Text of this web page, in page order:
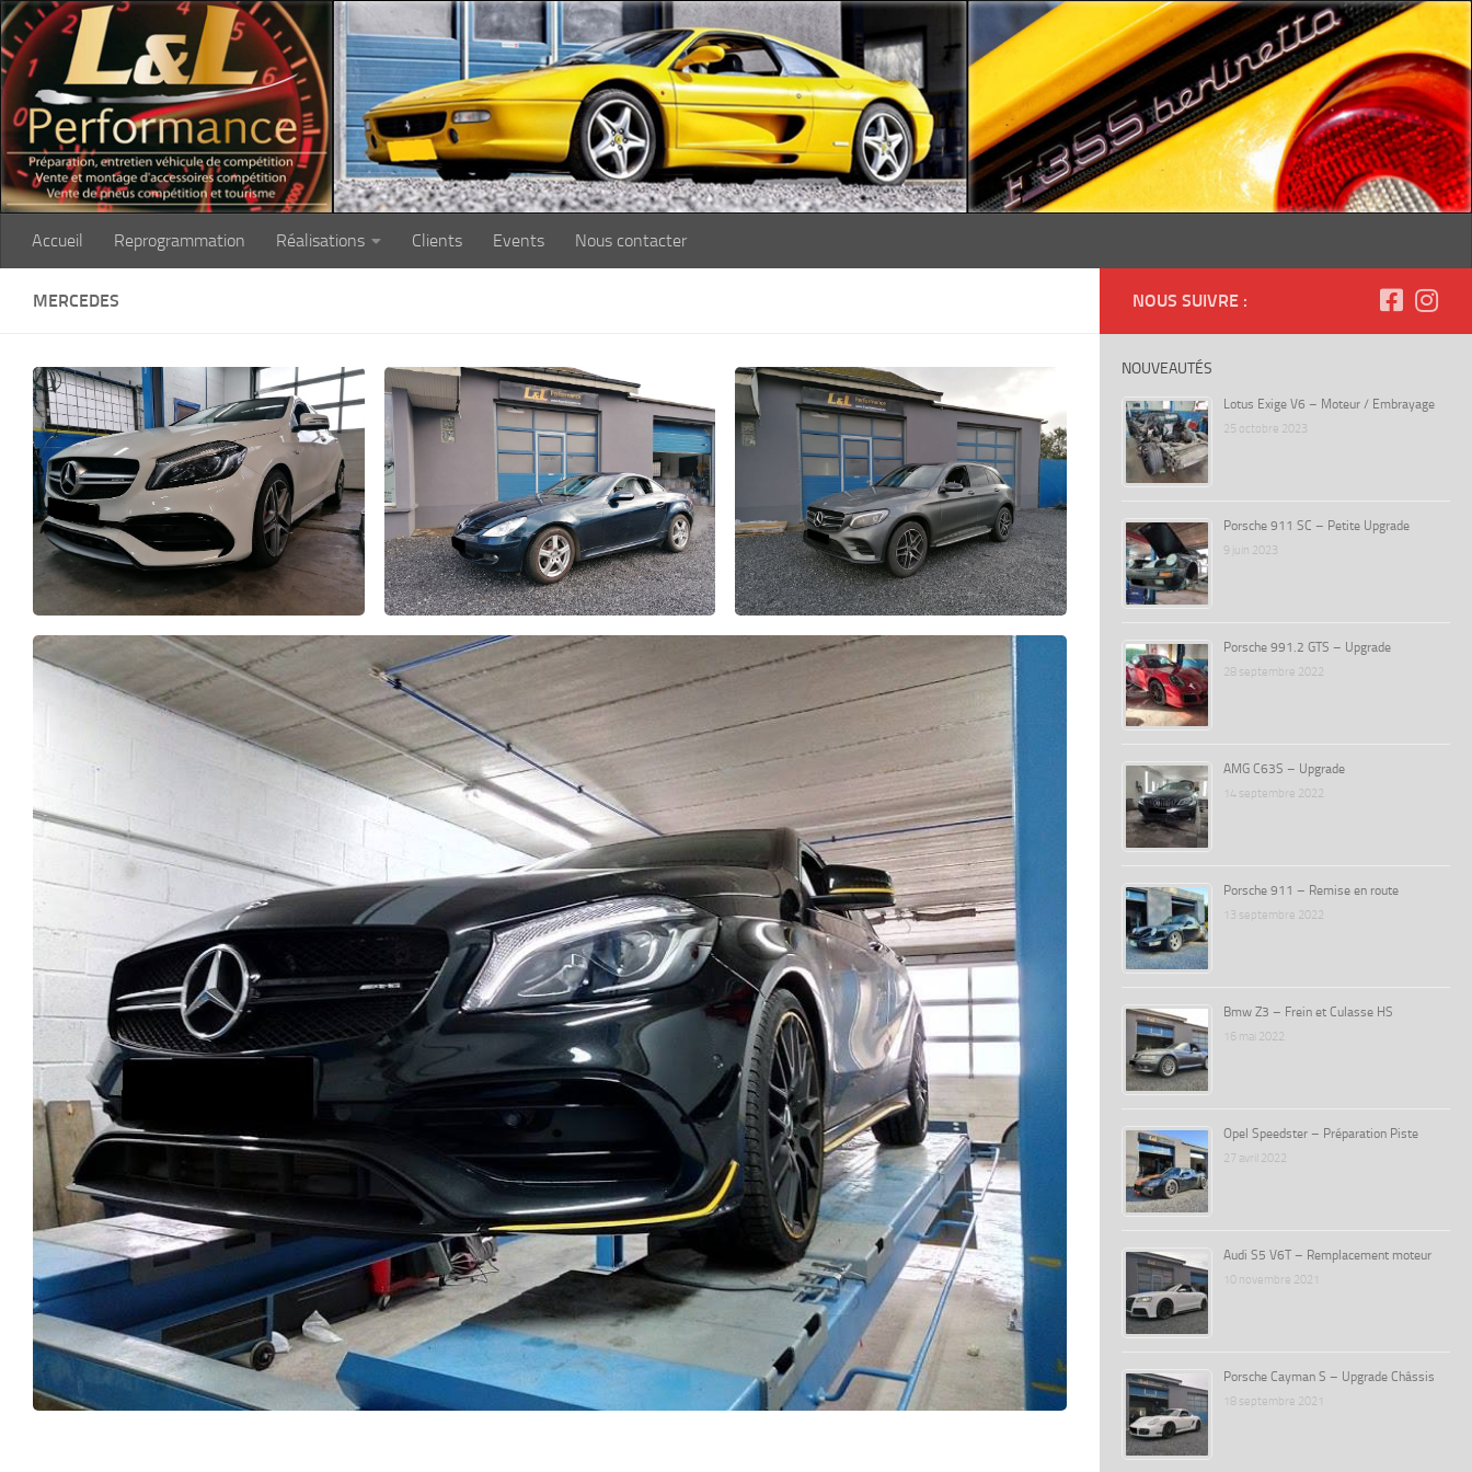
Skip to content
Accueil Reprogrammation Réalisations Clients Events Nous contacter
MERCEDES NOUS SUIVRE :
NOUVEAUTÉS
Lotus Exige V6 – Moteur / Embrayage
25 octobre 2023
Porsche 911 SC – Petite Upgrade
9 juin 2023
Porsche 991.2 GTS – Upgrade
28 septembre 2022
AMG C63S – Upgrade
14 septembre 2022
Porsche 911 – Remise en route
13 septembre 2022
Bmw Z3 – Frein et Culasse HS
16 mai 2022
Opel Speedster – Préparation Piste
27 avril 2022
Audi S5 V6T – Remplacement moteur
10 novembre 2021
Porsche Cayman S – Upgrade Châssis
18 septembre 2021